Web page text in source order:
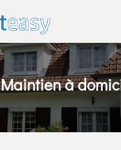
Maintien à